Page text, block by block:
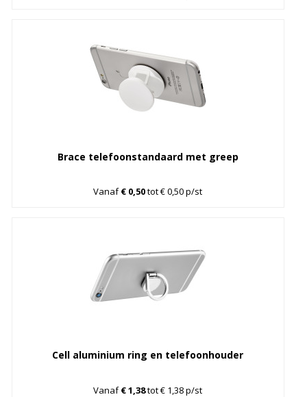
Brace telefoonstandaard met greep
Vanaf€ 0,50tot € 0,50 p/st
Cell aluminium ring en telefoonhouder
Vanaf€ 1,38tot € 1,38 p/st